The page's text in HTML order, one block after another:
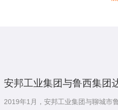
安邦工业集团与鲁西集团
2019年1月，安邦工业集团与聊城市